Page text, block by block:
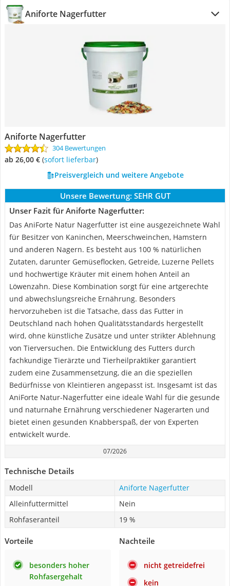
Aniforte Nagerfutter
Aniforte Nagerfutter
304 Bewertungen
ab 26,00 € ( Sofort lieferbar)
Preisvergleich und weitere Angebote
Unsere Bewertung: SEHR GUT
Unser Fazit für Aniforte Nagerfutter:
Das AniForte Natur Nagerfutter ist eine ausgezeichnete Wahl
für Besitzer von Kaninchen, Meerschweinchen, Hamstern
und anderen Nagern. Es besteht aus 100 % natürlichen
Zutaten, darunter Gemüseflocken, Getreide, Luzerne Pellets
und hochwertige Kräuter mit einem hohen Anteil an
Löwenzahn. Diese Kombination sorgt für eine artgerechte
und abwechslungsreiche Ernährung. Besonders
hervorzuheben ist die Tatsache, dass das Futter in
Deutschland nach hohen Qualitätsstandards hergestellt
wird, ohne künstliche Zusätze und unter strikter Ablehnung
von Tierversuchen. Die Entwicklung des Futters durch
fachkundige Tierärzte und Tierheilpraktiker garantiert
zudem eine Zusammensetzung, die an die speziellen
Bedürfnisse von Kleintieren angepasst ist. Insgesamt ist das
AniForte Natur-Nagerfutter eine ideale Wahl für die gesunde
und naturnahe Ernährung verschiedener Nagerarten und
bietet einen gesunden Knabberspaß, der von Experten
entwickelt wurde.
07/2026
Technische Details
Modell
Aniforte Nagerfutter
Alleinfuttermittel
Nein
Rohfaseranteil
19 %
Vorteile
besonders hoher
Rohfasergehalt
Nachteile
nicht getreidefrei
kein